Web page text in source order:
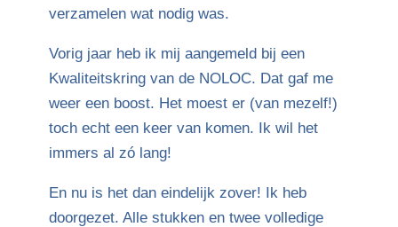
verzamelen wat nodig was.
Vorig jaar heb ik mij aangemeld bij een
Kwaliteitskring van de NOLOC. Dat gaf me
weer een boost. Het moest er (van mezelf!)
toch echt een keer van komen. Ik wil het
immers al zó lang!
En nu is het dan eindelijk zover! Ik heb
doorgezet. Alle stukken en twee volledige